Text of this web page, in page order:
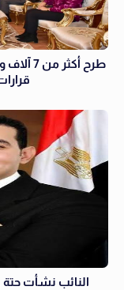
طرح
النائب نشأت حتة